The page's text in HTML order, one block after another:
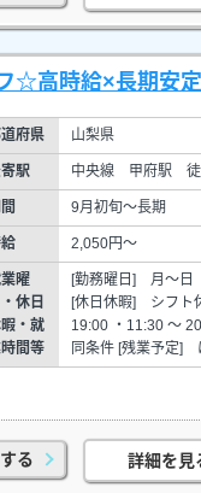
☆高時給×長期安
府県 山梨県
駅 中央線 甲府駅 徒
9月初旬～長期
2,050円～
曜
・休日
・就
間等
[勤務曜日] 月～日
[休日休暇] シフト
19:00 ・11:30 ～
同条件 [残業予定]
る 詳細を見